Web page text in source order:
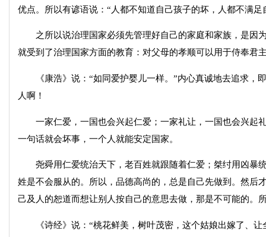
优点。所以有谚语说：“人都不知道自己孩子的坏，人都不满
之所以说治理国家必须先管理好自己的家庭和家族，是因
就受到了治理国家方面的教育：对父母的孝顺可以用于侍奉君
《康浩》说：“如同爱护婴儿一样。”内心真诚地去追求，
人啊！
一家仁爱，一国也会兴起仁爱；一家礼让，一国也会兴起
一句话就会坏事，一个人就能安定国家。
尧舜用仁爱统治天下，老百姓就跟随着仁爱；桀纣用凶暴
姓是不会服从的。所以，品德高尚的，总是自己先做到。然后
己及人的恕道而想让别人按自己的意思去做，那是不可能的。
《诗经》说：“桃花鲜美，树叶茂密，这个姑娘出嫁了、让